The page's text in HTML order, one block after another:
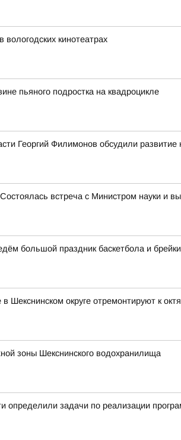
вологодских кинотеатрах
пьяного подростка на квадроцикле
Георгий Филимонов обсудили
встреча с Министром науки
большой праздник баскетбола и
округе отремонтируют к
зоны Шекснинского водохранилища
определили задачи по реализации